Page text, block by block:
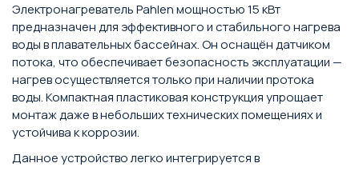
Электронагреватель Pahlen мощностью 15 кВт
предназначен для эффективного и стабильного нагрева
воды в плавательных бассейнах. Он оснащён датчиком
потока, что обеспечивает безопасность эксплуатации —
нагрев осуществляется только при наличии протока
воды. Компактная пластиковая конструкция упрощает
монтаж даже в небольших технических помещениях и
устойчива к коррозии.
Данное устройство легко интегрируется в